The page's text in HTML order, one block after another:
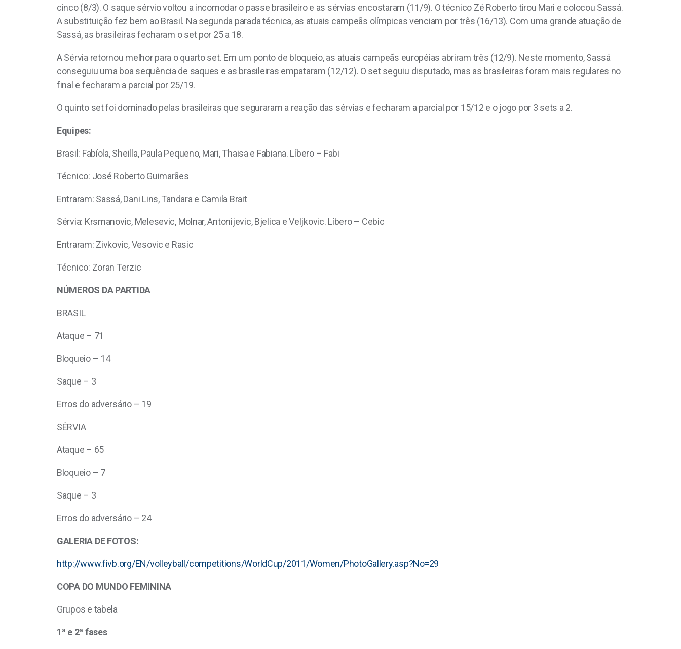
cinco (8/3). O saque sérvio voltou a incomodar o passe brasileiro e as sérvias encostaram (11/9). O técnico Zé Roberto tirou Mari e colocou Sassá.
A substituição fez bem ao Brasil. Na segunda parada técnica, as atuais campeãs olímpicas venciam por três (16/13). Com uma grande atuação de
Sassá, as brasileiras fecharam o set por 25 a 18.
A Sérvia retornou melhor para o quarto set. Em um ponto de bloqueio, as atuais campeãs européias abriram três (12/9). Neste momento, Sassá
conseguiu uma boa sequência de saques e as brasileiras empataram (12/12). O set seguiu disputado, mas as brasileiras foram mais regulares no
final e fecharam a parcial por 25/19.
O quinto set foi dominado pelas brasileiras que seguraram a reação das sérvias e fecharam a parcial por 15/12 e o jogo por 3 sets a 2.
Equipes:
Brasil: Fabíola, Sheilla, Paula Pequeno, Mari, Thaisa e Fabiana. Líbero – Fabi
Técnico: José Roberto Guimarães
Entraram: Sassá, Dani Lins, Tandara e Camila Brait
Sérvia: Krsmanovic, Melesevic, Molnar, Antonijevic, Bjelica e Veljkovic. Líbero – Cebic
Entraram: Zivkovic, Vesovic e Rasic
Técnico: Zoran Terzic
NÚMEROS DA PARTIDA
BRASIL
Ataque – 71
Bloqueio – 14
Saque – 3
Erros do adversário – 19
SÉRVIA
Ataque – 65
Bloqueio – 7
Saque – 3
Erros do adversário – 24
GALERIA DE FOTOS:
http://www.fivb.org/EN/volleyball/competitions/WorldCup/2011/Women/PhotoGallery.asp?No=29
COPA DO MUNDO FEMININA
Grupos e tabela
1ª e 2ª fases